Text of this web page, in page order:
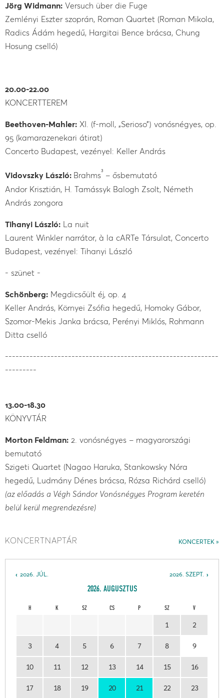
Jörg Widmann: Versuch über die Fuge
Zemlényi Eszter szoprán, Roman Quartet (Roman Mikola,
Radics Ádám hegedű, Hargitai Bence brácsa, Chung
Hosung cselló)
20.00-22.00
KONCERTTEREM
Beethoven-Mahler: XI. (f-moll, „Serioso”) vonósnégyes, op.
95 (kamarazenekari átirat)
Concerto Budapest, vezényel: Keller András
Vidovszky László: Brahms3 – ősbemutató
Andor Krisztián, H. Tamássyk Balogh Zsolt, Németh
András zongora
Tihanyi László: La nuit
Laurent Winkler narrátor, à la cARTe Társulat, Concerto
Budapest, vezényel: Tihanyi László
- szünet -
Schönberg: Megdicsőült éj, op. 4
Keller András, Környei Zsófia hegedű, Homoky Gábor,
Szomor-Mekis Janka brácsa, Perényi Miklós, Rohmann
Ditta cselló
-------------------------------------------------------------
---------
13.00-18.30
KÖNYVTÁR
Morton Feldman: 2. vonósnégyes – magyarországi
bemutató
Szigeti Quartet (Nagao Haruka, Stankowsky Nóra
hegedű, Ludmány Dénes brácsa, Rózsa Richárd cselló)
​(az előadás a Végh Sándor Vonósnégyes Program keretén
belül kerül megrendezésre)
KONCERTEK
KONCERTNAPTÁR
2026. SZEPT.
2026. JÚL.
2026. AUGUSZTUS
H K SZ CS P SZ V
1 2
3 4 5 6 7 8 9
10 11 12 13 14 15 16
17 18 19 20 21 22 23